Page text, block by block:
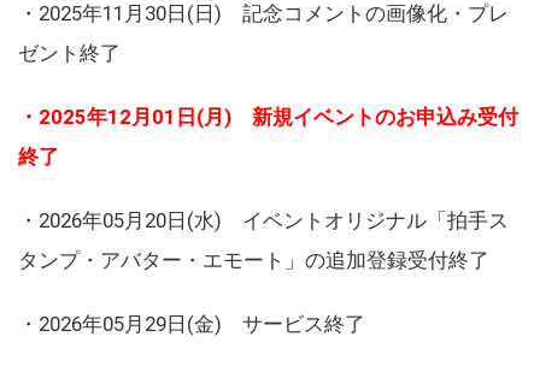
・2025年11月30日(日) 記念コメントの画像化・プレ
ゼント終了
・2025年12月01日(月) 新規イベントのお申込み受付
終了
・2026年05月20日(水) イベントオリジナル「拍手ス
タンプ・アバター・エモート」の追加登録受付終了
・2026年05月29日(金) サービス終了